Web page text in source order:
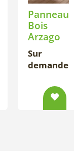
Panneau
Bois
Arzago
Sur
demande